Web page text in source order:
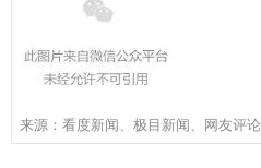
来源：看度新闻、极目新闻、网友评论